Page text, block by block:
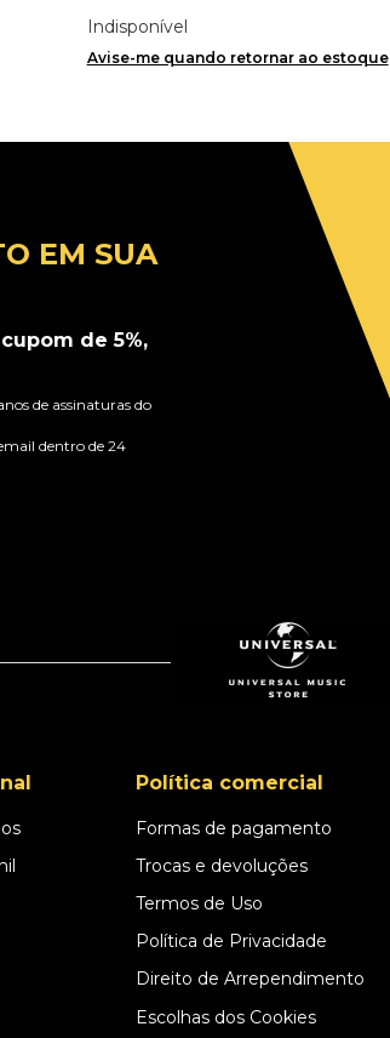
Indisponível
Avise-me quando retornar ao estoque
EM SUA
cupom de 5%,
de assinaturas do
dentro de 24
Política comercial
Formas de pagamento
Trocas e devoluções
Termos de Uso
Política de Privacidade
Direito de Arrependimento
Escolhas dos Cookies